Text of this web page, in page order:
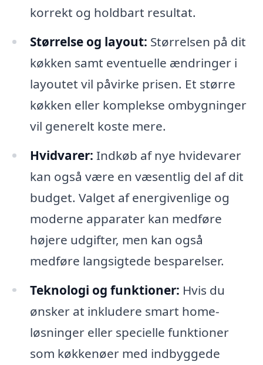
korrekt og holdbart resultat.
Størrelse og layout: Størrelsen på dit
køkken samt eventuelle ændringer i
layoutet vil påvirke prisen. Et større
køkken eller komplekse ombygninger
vil generelt koste mere.
Hvidvarer: Indkøb af nye hvidevarer
kan også være en væsentlig del af dit
budget. Valget af energivenlige og
moderne apparater kan medføre
højere udgifter, men kan også
medføre langsigtede besparelser.
Teknologi og funktioner: Hvis du
ønsker at inkludere smart home-
løsninger eller specielle funktioner
som køkkenøer med indbyggede